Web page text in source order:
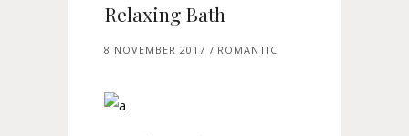
Relaxing Bath
8 NOVEMBER 2017 ROMANTIC